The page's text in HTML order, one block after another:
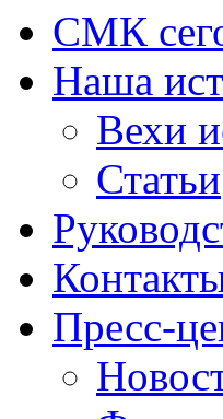
СМК
Наша
Вехи
Статьи
Пресс-